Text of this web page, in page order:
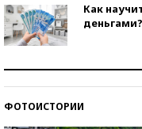
Как
деньгами?
ФОТОИСТОРИИ